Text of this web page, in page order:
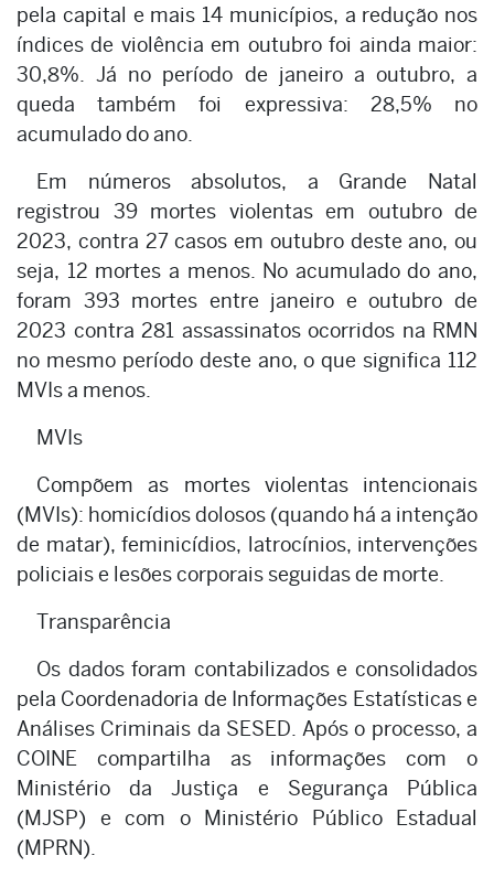
pela capital e mais 14 municípios, a redução nos
índices de violência em outubro foi ainda maior:
30,8%. Já no período de janeiro a outubro, a
queda também foi expressiva: 28,5% no
acumulado do ano.
Em números absolutos, a Grande Natal
registrou 39 mortes violentas em outubro de
2023, contra 27 casos em outubro deste ano, ou
seja, 12 mortes a menos. No acumulado do ano,
foram 393 mortes entre janeiro e outubro de
2023 contra 281 assassinatos ocorridos na RMN
no mesmo período deste ano, o que significa 112
MVIs a menos.
MVIs
Compõem as mortes violentas intencionais
(MVIs): homicídios dolosos (quando há a intenção
de matar), feminicídios, latrocínios, intervenções
policiais e lesões corporais seguidas de morte.
Transparência
Os dados foram contabilizados e consolidados
pela Coordenadoria de Informações Estatísticas e
Análises Criminais da SESED. Após o processo, a
COINE compartilha as informações com o
Ministério da Justiça e Segurança Pública
(MJSP) e com o Ministério Público Estadual
(MPRN).